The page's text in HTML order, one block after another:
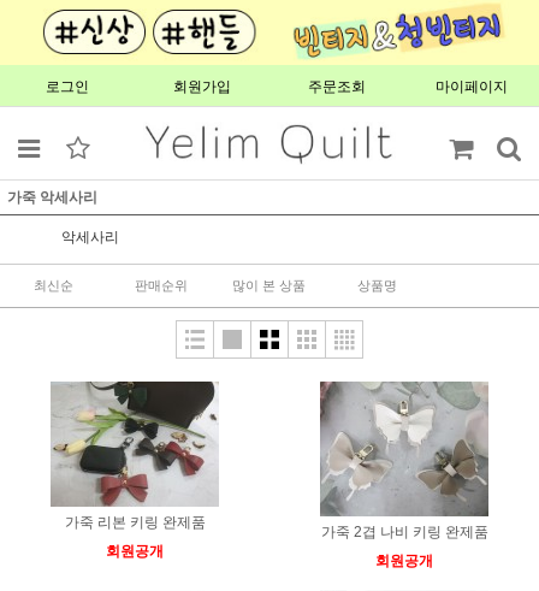
로그인 회원가입 주문조회 마이페이지
가죽 악세사리
악세사리
최신순 판매순위 많이 본 상품 상품명
가죽 리본 키링 완제품
회원공개
가죽 2겹 나비 키링 완제품
회원공개